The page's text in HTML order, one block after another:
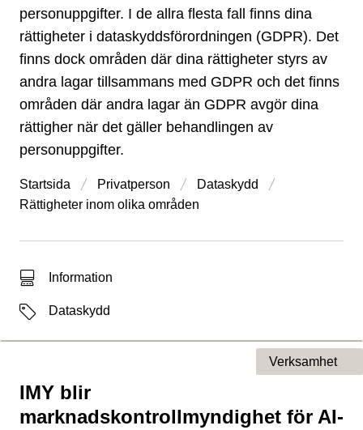
personuppgifter. I de allra flesta fall finns dina
rättigheter i dataskyddsförordningen (GDPR). Det
finns dock områden där dina rättigheter styrs av
andra lagar tillsammans med GDPR och det finns
områden där andra lagar än GDPR avgör dina
rättigher när det gäller behandlingen av
personuppgifter.
Startsida Privatperson
Dataskydd
Rättigheter inom olika områden
Typ av sökträff
Information
EtiketterDataskydd
IMY blir
marknadskontrollmyndighet för AI-
Typ av sida
Verksamhet